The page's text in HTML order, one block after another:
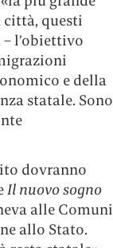
città, questi
l’obiettivo
e della
statale. Sono
dovranno
Il nuovo sogno
alle Comuni
allo Stato.